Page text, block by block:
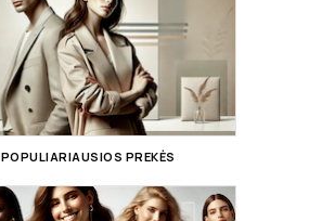
POPULIARIAUSIOS PREKĖS